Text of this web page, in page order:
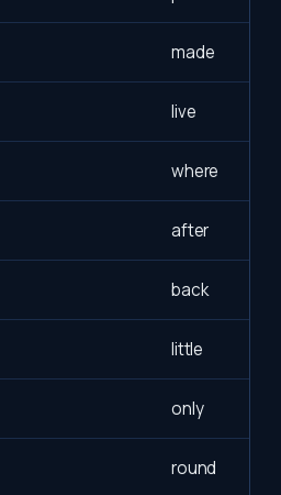
made
live
where
after
back
little
only
round